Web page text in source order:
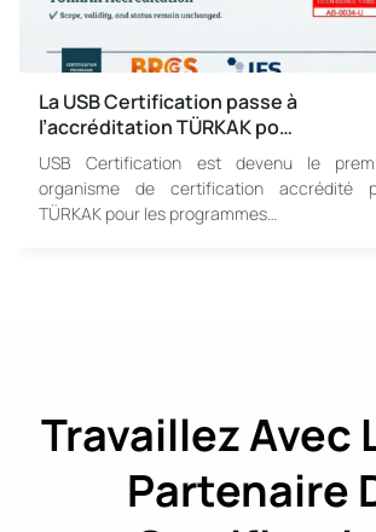
La USB Certification passe à
l’accréditation TÜRKAK po…
USB Certification est devenu le
organisme de certification accrédité
TÜRKAK pour les programmes…
Travaillez Avec
Partenaire